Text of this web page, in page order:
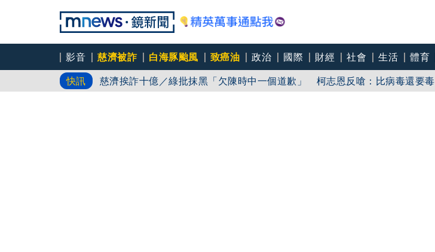
影音 慈濟被詐 白海豚颱風 致癌油 政治 國際 財經 社會 生活 體育
快訊
白海豚路徑又南修！ 海警範圍擴增到「東北部海面」
慈濟挨詐十億／綠批抹黑「欠陳時中一個道歉」 柯志恩反嗆：比病毒還要毒